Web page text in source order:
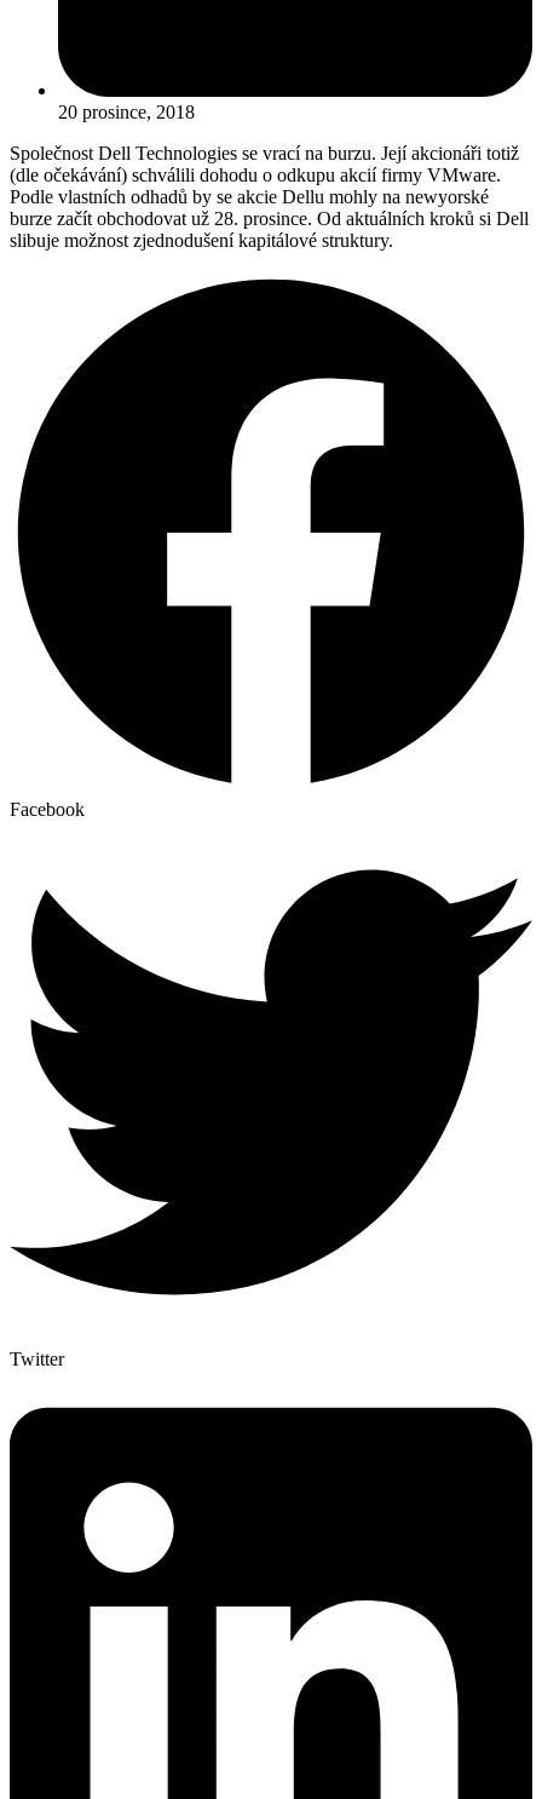
20 prosince, 2018
Společnost Dell Technologies se vrací na burzu. Její akcionáři totiž
(dle očekávání) schválili dohodu o odkupu akcií firmy VMware.
Podle vlastních odhadů by se akcie Dellu mohly na newyorské
burze začít obchodovat už 28. prosince. Od aktuálních kroků si Dell
slibuje možnost zjednodušení kapitálové struktury.
Facebook
Twitter